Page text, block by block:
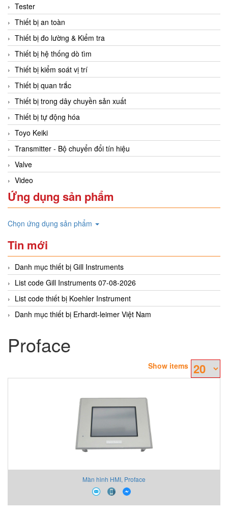
Tester
Thiết bị an toàn
Thiết bị đo lường & Kiểm tra
Thiết bị hệ thống dò tìm
Thiết bị kiểm soát vị trí
Thiết bị quan trắc
Thiết bị trong dây chuyền sản xuất
Thiết bị tự động hóa
Toyo Keiki
Transmitter - Bộ chuyển đổi tín hiệu
Valve
Video
Ứng dụng sản phẩm
Chọn ứng dụng sản phẩm
Tin mới
Danh mục thiết bị Gill Instruments
List code Gill Instruments 07-08-2026
List code thiết bị Koehler Instrument
Danh mục thiết bị Erhardt-leimer Việt Nam
Proface
Show items
Màn hình HMI, Proface